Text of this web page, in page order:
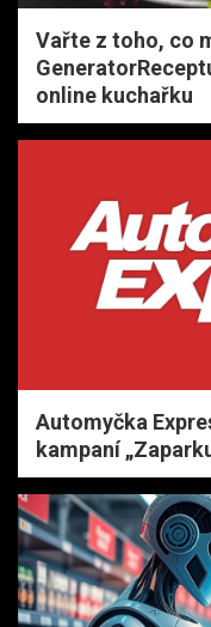
Vařte z toho, co
online kuchařku
Automyčka
kampaní